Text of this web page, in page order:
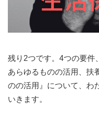
残り2つです。4つの要件
あらゆるものの活用、扶
のの活用』について、わ
いきます。